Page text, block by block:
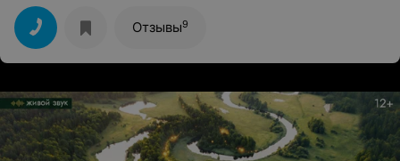
очень вежливый и порядочный ( у меня не было
суммы без сдачи и он сам сходил, разменял и вернул
мне "лишнюю" сумму). В следующий раз буду
обращаться к ним и буду рекомендовать их своим
знакомым.
Отзывы9